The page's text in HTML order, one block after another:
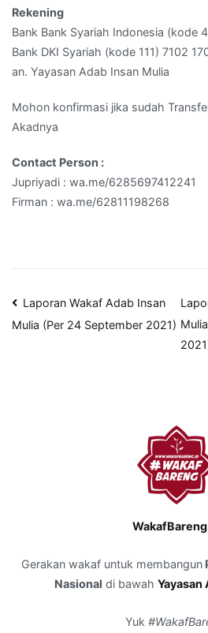
Rekening
Bank Bank Syariah Indonesia (kode
Bank DKI Syariah (kode 111) 7102
an. Yayasan Adab Insan Mulia
Mohon konfirmasi jika sudah
Akadnya
Contact Person :
Jupriyadi : wa.me/6285697412241
Firman : wa.me/62811198268
Navigasi
pos
Laporan Wakaf Adab Insan
Mulia (Per 24 September 2021)
Gerakan wakaf untuk membangun
Nasional di bawah Yayasan
Yuk